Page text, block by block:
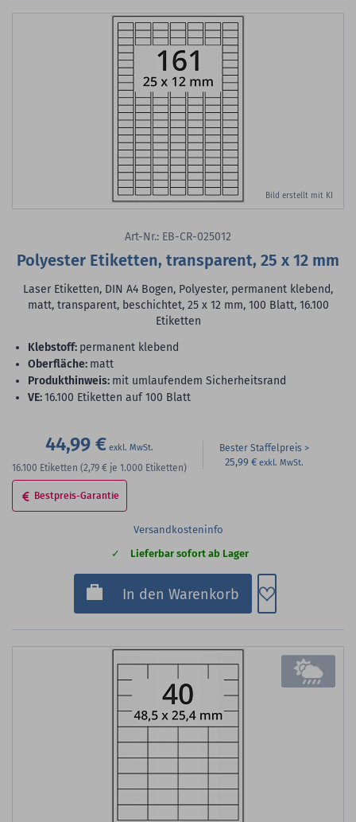
Bild erstellt mit KI
Art-Nr.: EB-CR-025012
Polyester Etiketten, transparent, 25 x 12 mm
Laser Etiketten, DIN A4 Bogen, Polyester, permanent klebend,
matt, transparent, beschichtet, 25 x 12 mm, 100 Blatt, 16.100
Etiketten
Klebstoff: permanent klebend
Oberfläche: matt
Produkthinweis: mit umlaufendem Sicherheitsrand
VE:16.100 Etiketten auf 100 Blatt
44,99 €
16.100 Etiketten (2,79 € je 1.000 Etiketten)
Bester Staffelpreis
25,99 €
Bestpreis-Garantie
Versandkosteninfo
Lieferbar sofort ab Lager
In den Warenkorb Zum